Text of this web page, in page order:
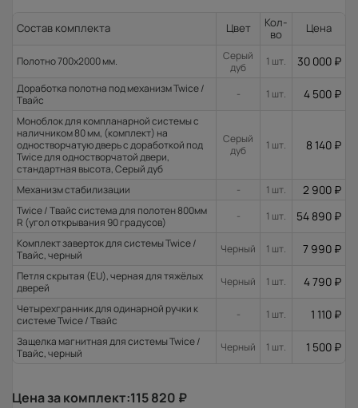
Состав комплекта Цвет
Кол-
во
Цена
Полотно 700x2000 мм.
Серый
дуб
1 шт. 30 000 ₽
Доработка полотна под механизм Twice /
Твайс
- 1 шт. 4 500 ₽
Моноблок для компланарной системы с
наличником 80 мм, (комплект) на
одностворчатую дверь с доработкой под
Twice для одностворчатой двери,
стандартная высота, Серый дуб
Серый
дуб
1 шт. 8 140 ₽
Механизм стабилизации - 1 шт. 2 900 ₽
Twice / Твайс система для полотен 800мм
R (угол открывания 90 градусов)
- 1 шт. 54 890 ₽
Комплект заверток для системы Twice /
Твайс, черный
Черный 1 шт. 7 990 ₽
Петля скрытая (EU), черная для тяжёлых
дверей
Черный 1 шт. 4 790 ₽
Четырехгранник для одинарной ручки к
системе Twice / Твайс
- 1 шт. 1 110 ₽
Защелка магнитная для системы Twice /
Твайс, черный
Черный 1 шт. 1 500 ₽
Цена за комплект:115 820 ₽